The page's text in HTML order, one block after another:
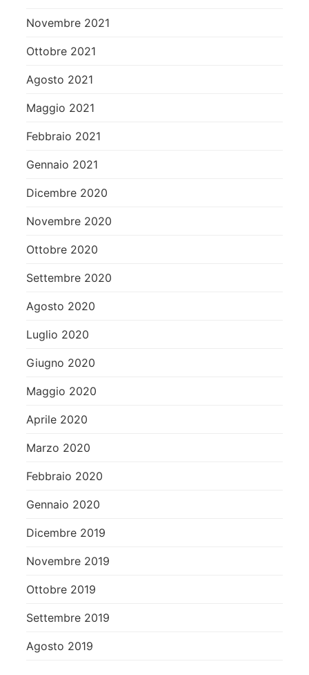
Novembre 2021
Ottobre 2021
Agosto 2021
Maggio 2021
Febbraio 2021
Gennaio 2021
Dicembre 2020
Novembre 2020
Ottobre 2020
Settembre 2020
Agosto 2020
Luglio 2020
Giugno 2020
Maggio 2020
Aprile 2020
Marzo 2020
Febbraio 2020
Gennaio 2020
Dicembre 2019
Novembre 2019
Ottobre 2019
Settembre 2019
Agosto 2019